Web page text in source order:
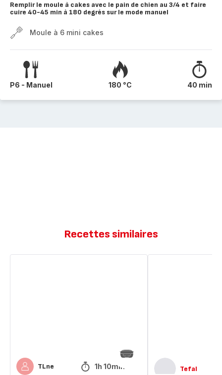
Remplir le moule à cakes avec le pain de chien au 3/4 et faire
cuire 40-45 min à 180 degrés sur le mode manuel
Moule à 6 mini cakes
P6 - Manuel 180 °C 40 min
Recettes similaires
TLne 1h 10min Tefal